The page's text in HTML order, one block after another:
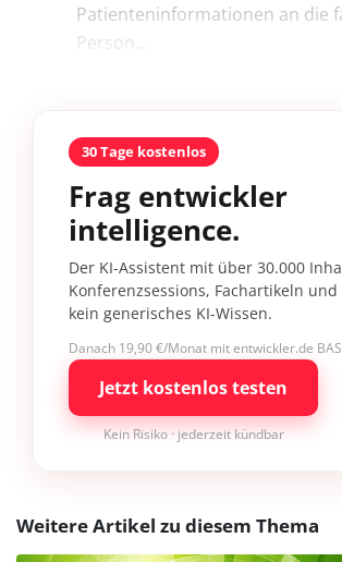
Patienteninformationen an die
Person...
30 Tage kostenlos
Frag entwickler
intelligence.
Der KI-Assistent mit über 30.000
Konferenzsessions, Fachartikeln
kein generisches KI-Wissen.
Danach 19,90 €/Monat mit entwickler.de
Jetzt kostenlos testen
Kein Risiko · jederzeit kündbar
Weitere Artikel zu diesem Thema